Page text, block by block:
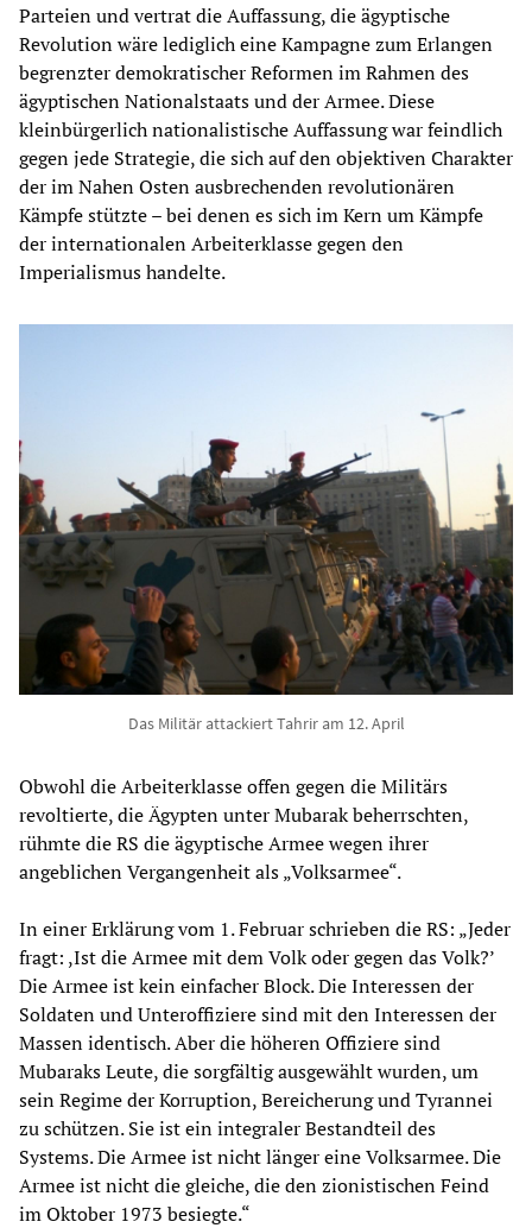
Parteien und vertrat die Auffassung, die ägyptische
Revolution wäre lediglich eine Kampagne zum Erlangen
begrenzter demokratischer Reformen im Rahmen des
ägyptischen Nationalstaats und der Armee. Diese
kleinbürgerlich nationalistische Auffassung war feindlich
gegen jede Strategie, die sich auf den objektiven Charakter
der im Nahen Osten ausbrechenden revolutionären
Kämpfe stützte – bei denen es sich im Kern um Kämpfe
der internationalen Arbeiterklasse gegen den
Imperialismus handelte.
Das Militär attackiert Tahrir am 12. April
Obwohl die Arbeiterklasse offen gegen die Militärs
revoltierte, die Ägypten unter Mubarak beherrschten,
rühmte die RS die ägyptische Armee wegen ihrer
angeblichen Vergangenheit als „Volksarmee“.
In einer Erklärung vom 1. Februar schrieben die RS: „Jeder
fragt: ,Ist die Armee mit dem Volk oder gegen das Volk?’
Die Armee ist kein einfacher Block. Die Interessen der
Soldaten und Unteroffiziere sind mit den Interessen der
Massen identisch. Aber die höheren Offiziere sind
Mubaraks Leute, die sorgfältig ausgewählt wurden, um
sein Regime der Korruption, Bereicherung und Tyrannei
zu schützen. Sie ist ein integraler Bestandteil des
Systems. Die Armee ist nicht länger eine Volksarmee. Die
Armee ist nicht die gleiche, die den zionistischen Feind
im Oktober 1973 besiegte.“